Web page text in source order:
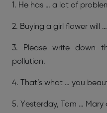
1. He has … a lot of
2. Buying a girl flower will
3. Please write down
pollution.
4. That’s what … you
5. Yesterday, Tom … Mary